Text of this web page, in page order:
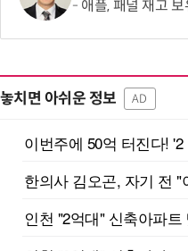
애플, 패널 재고 보유
놓치면 아쉬운 정보 AD